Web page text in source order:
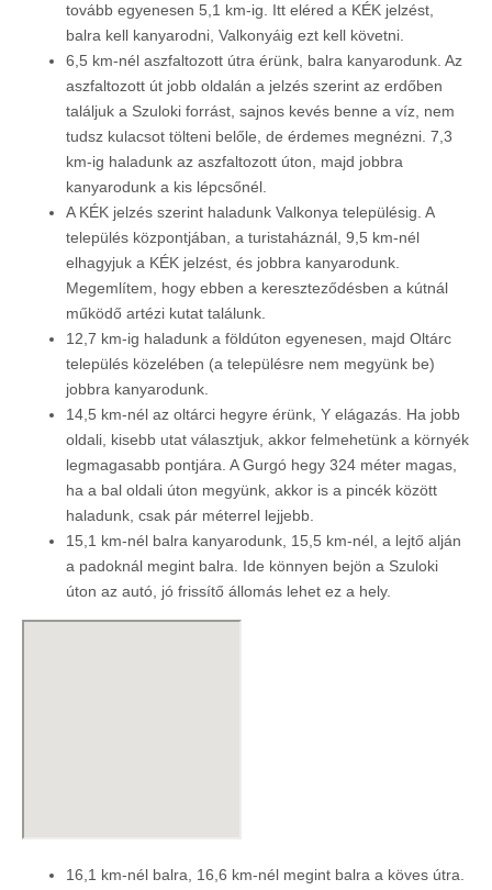
tovább egyenesen 5,1 km-ig. Itt eléred a KÉK jelzést,
balra kell kanyarodni, Valkonyáig ezt kell követni.
6,5 km-nél aszfaltozott útra érünk, balra kanyarodunk. Az
aszfaltozott út jobb oldalán a jelzés szerint az erdőben
találjuk a Szuloki forrást, sajnos kevés benne a víz, nem
tudsz kulacsot tölteni belőle, de érdemes megnézni. 7,3
km-ig haladunk az aszfaltozott úton, majd jobbra
kanyarodunk a kis lépcsőnél.
A KÉK jelzés szerint haladunk Valkonya településig. A
település központjában, a turistaháznál, 9,5 km-nél
elhagyjuk a KÉK jelzést, és jobbra kanyarodunk.
Megemlítem, hogy ebben a kereszteződésben a kútnál
működő artézi kutat találunk.
12,7 km-ig haladunk a földúton egyenesen, majd Oltárc
település közelében (a településre nem megyünk be)
jobbra kanyarodunk.
14,5 km-nél az oltárci hegyre érünk, Y elágazás. Ha jobb
oldali, kisebb utat választjuk, akkor felmehetünk a környék
legmagasabb pontjára. A Gurgó hegy 324 méter magas,
ha a bal oldali úton megyünk, akkor is a pincék között
haladunk, csak pár méterrel lejjebb.
15,1 km-nél balra kanyarodunk, 15,5 km-nél, a lejtő alján
a padoknál megint balra. Ide könnyen bejön a Szuloki
úton az autó, jó frissítő állomás lehet ez a hely.
16,1 km-nél balra, 16,6 km-nél megint balra a köves útra.